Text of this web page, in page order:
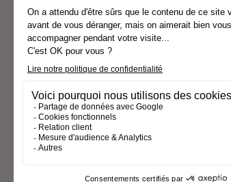
L’UNIVERS DESSANGE
BROSSES ET PEIGNES
ACCESSOIRES CHEVEUX
ACCESSOIRES BEAUTÉ
ÉLECTRO BEAUTÉ
MARQUE INVITÉE